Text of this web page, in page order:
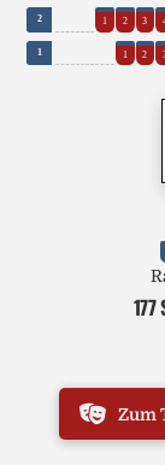
2 1 2 3
1 1 2
177
Zum